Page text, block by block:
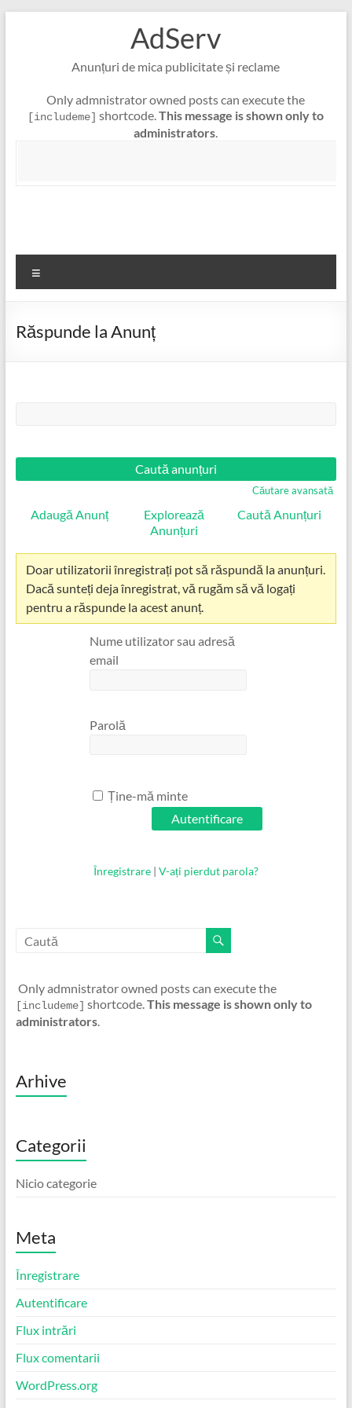
AdServ
Anunțuri de mica publicitate și reclame
Only admnistrator owned posts can execute the
[includeme] shortcode.This message is shown only to
administrators.
Răspunde la Anunț
Căutare avansată
Adaugă Anunț
Explorează
Anunțuri
Caută Anunțuri
Doar utilizatorii înregistrați pot să răspundă la anunțuri.
Dacă sunteți deja înregistrat, vă rugăm să vă logați
pentru a răspunde la acest anunț.
Nume utilizator sau adresă
email
Parolă
Ține-mă minte
Înregistrare| V-ați pierdut parola?
Only admnistrator owned posts can execute the
[includeme] shortcode.This message is shown only to
administrators.
Arhive
Categorii
Nicio categorie
Meta
Înregistrare
Autentificare
Flux intrări
Flux comentarii
WordPress.org